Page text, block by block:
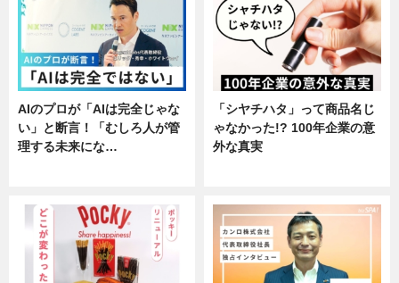
AIのプロが「AIは完全じゃな
い」と断言！「むしろ人が管
理する未来にな…
「シヤチハタ」って商品名じ
ゃなかった!? 100年企業の意
外な真実